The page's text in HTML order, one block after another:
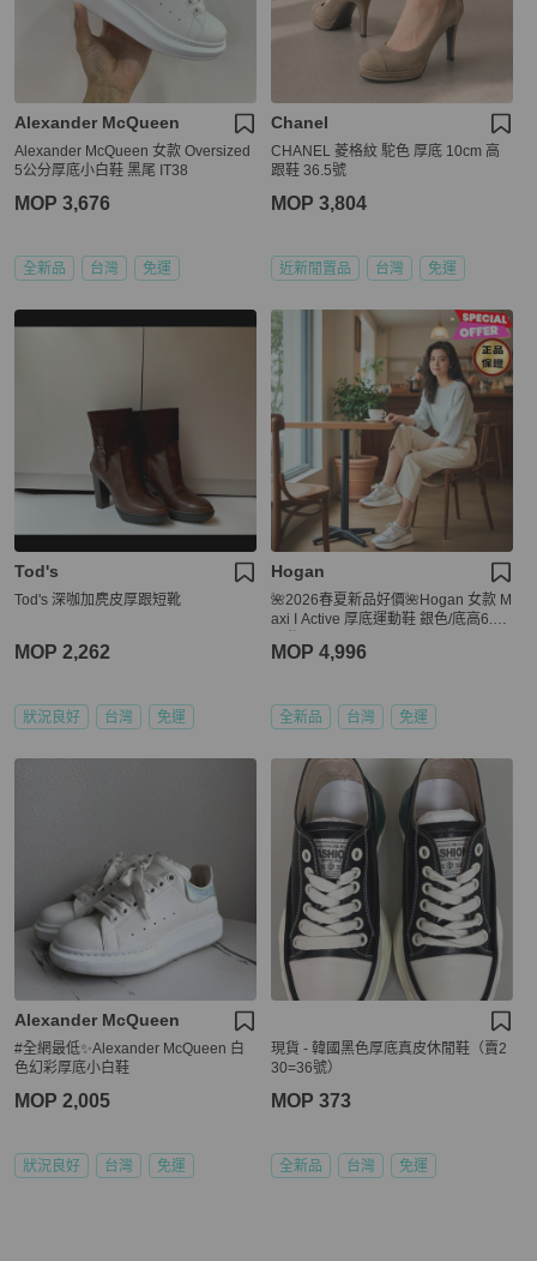
Alexander McQueen
Alexander McQueen 女款 Oversized
5公分厚底小白鞋 黑尾 IT38
MOP 3,676
全新品 台灣 免運
Chanel
CHANEL 菱格紋 駝色 厚底 10cm 高
跟鞋 36.5號
MOP 3,804
近新閒置品 台灣 免運
Tod's
Tod's 深咖加麂皮厚跟短靴
MOP 2,262
狀況良好 台灣 免運
Hogan
🌺2026春夏新品好價🌺Hogan 女款 M
axi I Active 厚底運動鞋 銀色/底高6.5
MOP 4,996
全新品 台灣 免運
Alexander McQueen
#全網最低✨Alexander McQueen 白
色幻彩厚底小白鞋
MOP 2,005
狀況良好 台灣 免運
現貨 - 韓國黑色厚底真皮休閒鞋（賣2
30=36號）
MOP 373
全新品 台灣 免運